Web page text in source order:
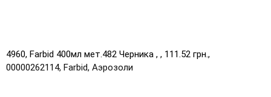
4960, Farbid 400мл мет.482 Черника , , 111.52 грн.,
00000262114, Farbid, Аэрозоли